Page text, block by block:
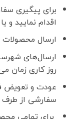
برای پیگیری
اقدام نمایید و
ارسال
روز کاری زمان
عودت و تعویض
سفارشی از